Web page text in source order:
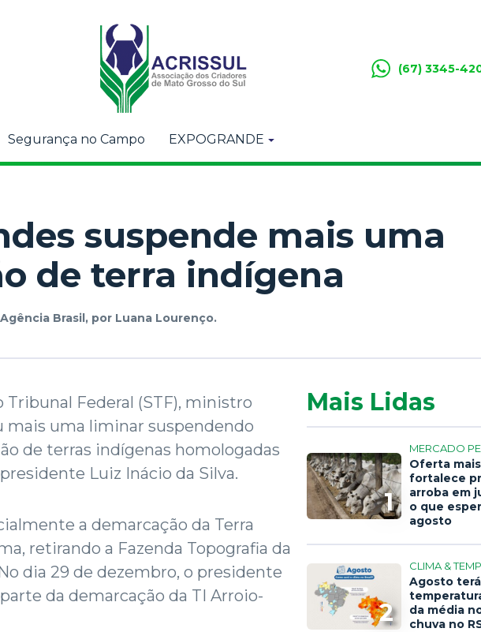
(67) 3345-
Segurança no Campo EXPOGRANDE
suspende mais uma
de terra indígena
Agência Brasil, por Luana Lourenço.
Federal (STF), ministro
mais uma liminar suspendendo
de terras indígenas homologadas
Luiz Inácio da Silva.
a demarcação da Terra
retirando a Fazenda Topografia da
dia 29 de dezembro, o presidente
da demarcação da TI Arroio-
Mais Lidas
1
MERCADO
Oferta
fortalece
arroba em
o que
agosto
2
CLIMA &
Agosto terá
da média
chuva no